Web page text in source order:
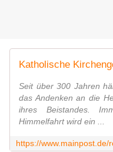
Seit über 300 Jahren
das Andenken an die
ihres Beistandes.
Himmelfahrt wird ein ...